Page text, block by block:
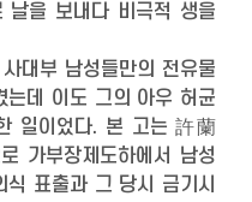
날을 보내다 비극적 생을
대부 남성들만의 전유물
데 이도 그의 아우 허균
일이었다. 본 고는 許蘭
가부장제도하에서 남성
표출과 그 당시 금기시